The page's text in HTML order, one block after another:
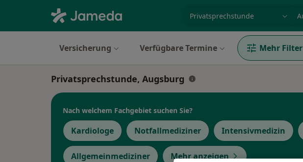
Versicherung Verfügbare Termine Mehr Filter
Privatsprechstunde, Augsburg
Nach welchem Fachgebiet suchen Sie?
Kardiologe Notfallmediziner Intensivmedizin
Allgemeinmediziner Mehr anzeigen